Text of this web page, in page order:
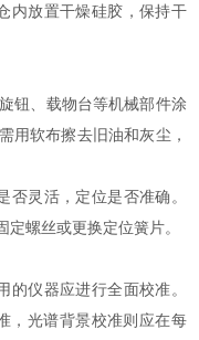
放置干燥硅胶，保持干
、载物台等机械部件涂
用软布擦去旧油和灰尘，
灵活，定位是否准确。
螺丝或更换定位簧片。
仪器应进行全面校准。
，光谱背景校准则应在每